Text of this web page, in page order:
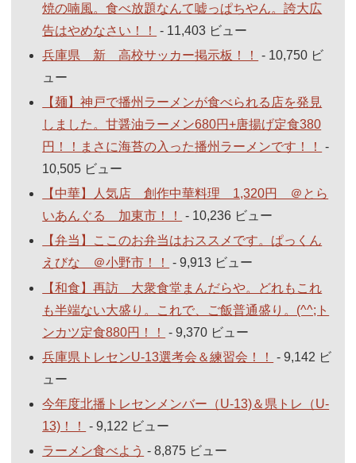
焼の喃風。食べ放題なんて嘘っぱちやん。誇大広
告はやめなさい！！
- 11,403 ビュー
兵庫県 新 高校サッカー掲示板！！
- 10,750 ビ
ュー
【麺】神戸で播州ラーメンが食べられる店を発見
しました。甘醤油ラーメン680円+唐揚げ定食380
円！！まさに海苔の入った播州ラーメンです！！
-
10,505 ビュー
【中華】人気店 創作中華料理 1,320円 ＠とら
いあんぐる 加東市！！
- 10,236 ビュー
【弁当】ここのお弁当はおススメです。ぱっくん
えびな ＠小野市！！
- 9,913 ビュー
【和食】再訪 大衆食堂まんだらや。どれもこれ
も半端ない大盛り。これで、ご飯普通盛り。(^^;ト
ンカツ定食880円！！
- 9,370 ビュー
兵庫県トレセンU-13選考会＆練習会！！
- 9,142 ビ
ュー
今年度北播トレセンメンバー（U-13)＆県トレ（U-
13)！！
- 9,122 ビュー
ラーメン食べよう - 8,875 ビュー